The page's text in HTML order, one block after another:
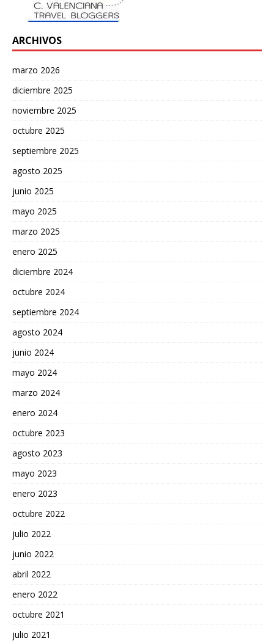
ARCHIVOS
marzo 2026
diciembre 2025
noviembre 2025
octubre 2025
septiembre 2025
agosto 2025
junio 2025
mayo 2025
marzo 2025
enero 2025
diciembre 2024
octubre 2024
septiembre 2024
agosto 2024
junio 2024
mayo 2024
marzo 2024
enero 2024
octubre 2023
agosto 2023
mayo 2023
enero 2023
octubre 2022
julio 2022
junio 2022
abril 2022
enero 2022
octubre 2021
julio 2021